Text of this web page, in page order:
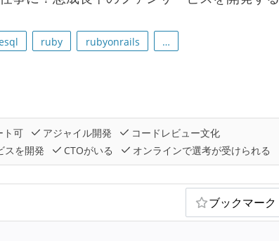
ruby rubyonrails …
ト可 アジャイル開発
コードレビュー文化
スを開発 CTOがいる オンラインで選考が受けられる
ブックマーク